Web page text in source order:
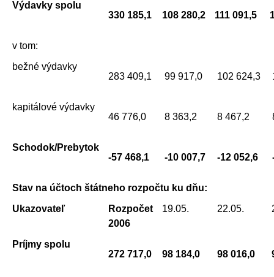
Výdavky spolu
330 185,1
108 280,2 111 091,5
v tom:
bežné výdavky
283 409,1
99 917,0 102 624,3
kapitálové výdavky
46 776,0
8 363,2 8 467,2
Schodok/Prebytok
-57 468,1
-10 007,7 -12 052,6
Stav na účtoch štátneho rozpočtu ku dňu:
Ukazovateľ
Rozpočet
2006
19.05. 22.05.
Príjmy spolu
272 717,0
98 184,0 98 016,0